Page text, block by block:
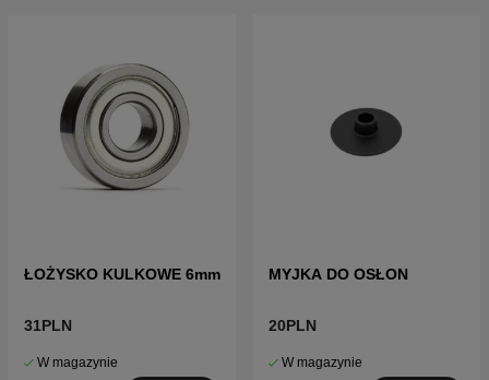
ŁOŻYSKO KULKOWE 6mm
31PLN
W magazynie
MYJKA DO OSŁON
20PLN
W magazynie